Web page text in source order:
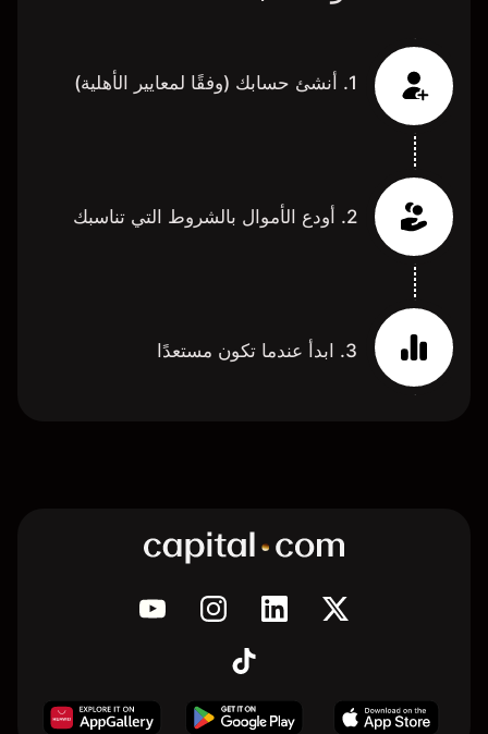
1. أنشئ حسابك (وفقًا لمعايير الأهلية)
2. أودع الأموال بالشروط التي تناسبك
3. ابدأ عندما تكون مستعدًا